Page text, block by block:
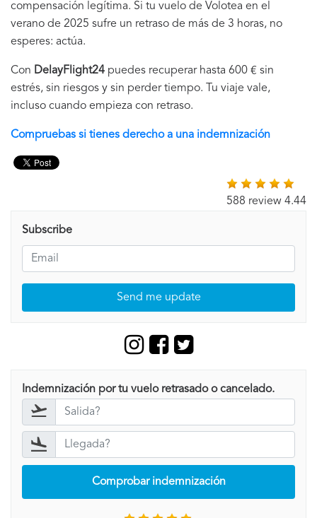
compensación legítima. Si tu vuelo de Volotea en el
verano de 2025 sufre un retraso de más de 3 horas, no
esperes: actúa.
Con DelayFlight24 puedes recuperar hasta 600 € sin
estrés, sin riesgos y sin perder tiempo. Tu viaje vale,
incluso cuando empieza con retraso.
Compruebas si tienes derecho a una indemnización
588 review 4.44
Subscribe
Send me update
Indemnización por tu vuelo retrasado o cancelado.
Comprobar indemnización